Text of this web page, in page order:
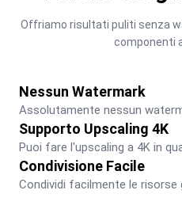
Offriamo risultati puliti senza
componenti
Nessun Watermark
Assolutamente nessun
Supporto Upscaling 4K
Puoi fare l'upscaling a 4K in
Condivisione Facile
Condividi facilmente le risorse